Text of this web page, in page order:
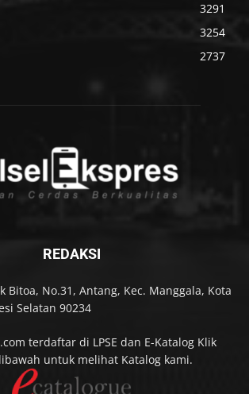
3291
3254
2737
REDAKSI
Bitoa, No.31, Antang, Kec. Manggala, Kota
Selatan 90234
terdaftar di LPSE dan E-Katalog Klik
untuk melihat Katalog kami.